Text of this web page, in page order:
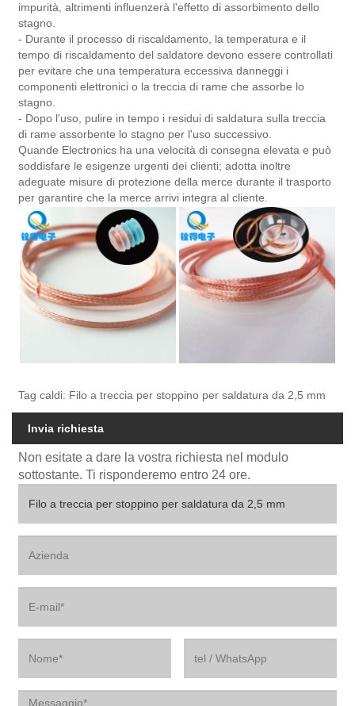
impurità, altrimenti influenzerà l'effetto di assorbimento dello
stagno.
- Durante il processo di riscaldamento, la temperatura e il
tempo di riscaldamento del saldatore devono essere controllati
per evitare che una temperatura eccessiva danneggi i
componenti elettronici o la treccia di rame che assorbe lo
stagno.
- Dopo l'uso, pulire in tempo i residui di saldatura sulla treccia
di rame assorbente lo stagno per l'uso successivo.
Quande Electronics ha una velocità di consegna elevata e può
soddisfare le esigenze urgenti dei clienti; adotta inoltre
adeguate misure di protezione della merce durante il trasporto
per garantire che la merce arrivi integra al cliente.
Tag caldi: Filo a treccia per stoppino per saldatura da 2,5 mm
Invia richiesta
Non esitate a dare la vostra richiesta nel modulo
sottostante. Ti risponderemo entro 24 ore.